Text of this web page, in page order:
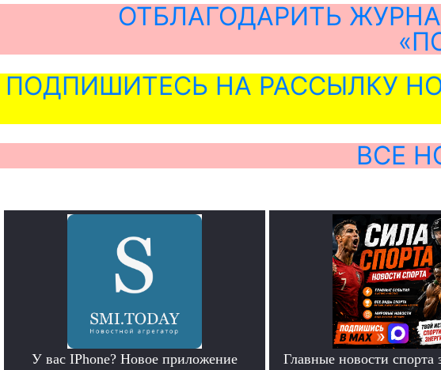
ОТБЛАГОДАРИТЬ
ПОДПИШИТЕСЬ НА РАССЫЛКУ
ВСЕ
У вас IPhone? Новое приложение
Главные новости